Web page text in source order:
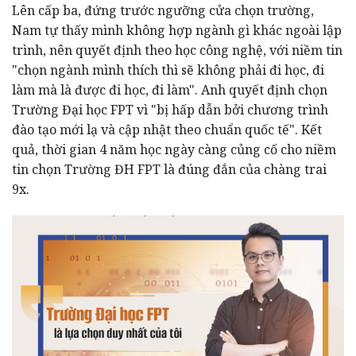
Lên cấp ba, đứng trước ngưỡng cửa chọn trường,
Nam tự thấy mình không hợp ngành gì khác ngoài lập
trình, nên quyết định theo học công nghệ, với niềm tin
"chọn ngành mình thích thì sẽ không phải đi học, đi
làm mà là được đi học, đi làm". Anh quyết định chọn
Trường Đại học FPT vì "bị hấp dẫn bởi chương trình
đào tạo mới lạ và cập nhật theo chuẩn quốc tế". Kết
quả, thời gian 4 năm học ngày càng củng cố cho niềm
tin chọn Trường ĐH FPT là đúng đắn của chàng trai
9x.